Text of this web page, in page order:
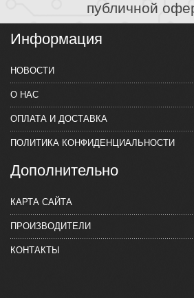
публичной
Информация
НОВОСТИ
О НАС
ОПЛАТА И ДОСТАВКА
ПОЛИТИКА КОНФИДЕНЦИАЛЬНОСТИ
Дополнительно
КАРТА САЙТА
ПРОИЗВОДИТЕЛИ
КОНТАКТЫ